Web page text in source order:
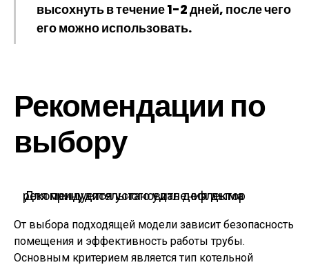
высохнуть в течение 1-2 дней, после чего
его можно использовать.
Рекомендации по
выбору
Для принудительного удаления дыма рекомендуется установить дефлектор
От выбора подходящей модели зависит безопасность
помещения и эффективность работы трубы.
Основным критерием является тип котельной